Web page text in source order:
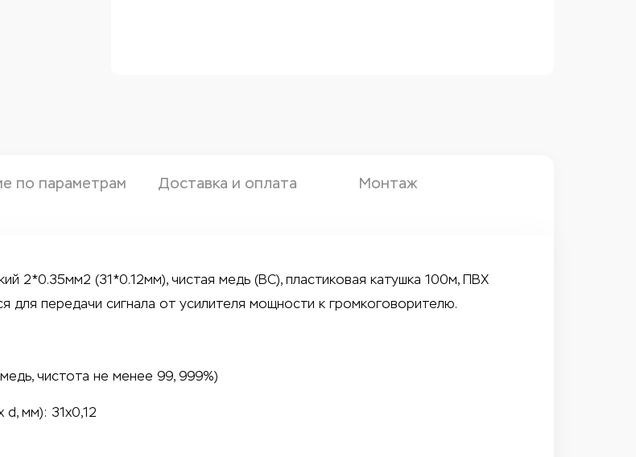
по параметрам Доставка и оплата Монтаж
2*0.35мм2 (31*0.12мм), чистая медь (BC), пластиковая катушка 100м, ПВХ
для передачи сигнала от усилителя мощности к громкоговорителю.
чистота не менее 99, 999%)
d, мм): 31х0,12